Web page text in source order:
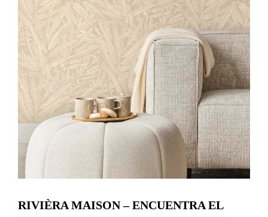
RESERVA TU CITA ONLINE
RIVIÈRA MAISON – ENCUENTRA EL